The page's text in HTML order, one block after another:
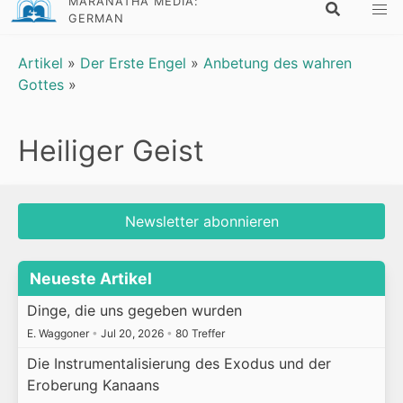
GERMAN
Artikel » Der Erste Engel » Anbetung des wahren
Gottes »
Heiliger Geist
Newsletter abonnieren
Neueste Artikel
Dinge, die uns gegeben wurden
E. Waggoner • Jul 20, 2026 • 80 Treffer
Die Instrumentalisierung des Exodus und der
Eroberung Kanaans